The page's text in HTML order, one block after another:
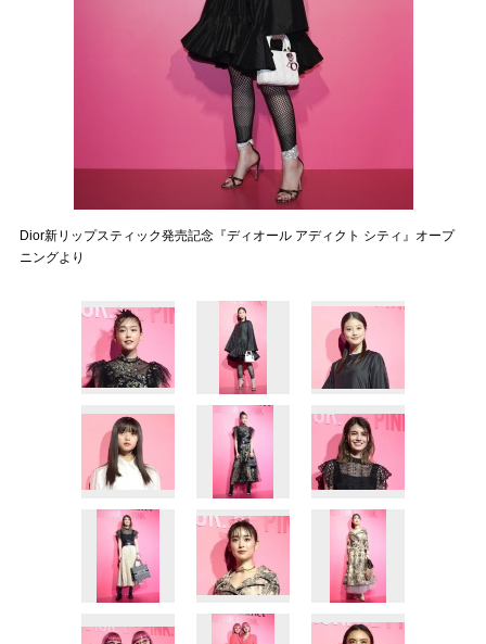
Dior新リップスティック発売記念『ディオール アディクト シティ』オープ
ニングより